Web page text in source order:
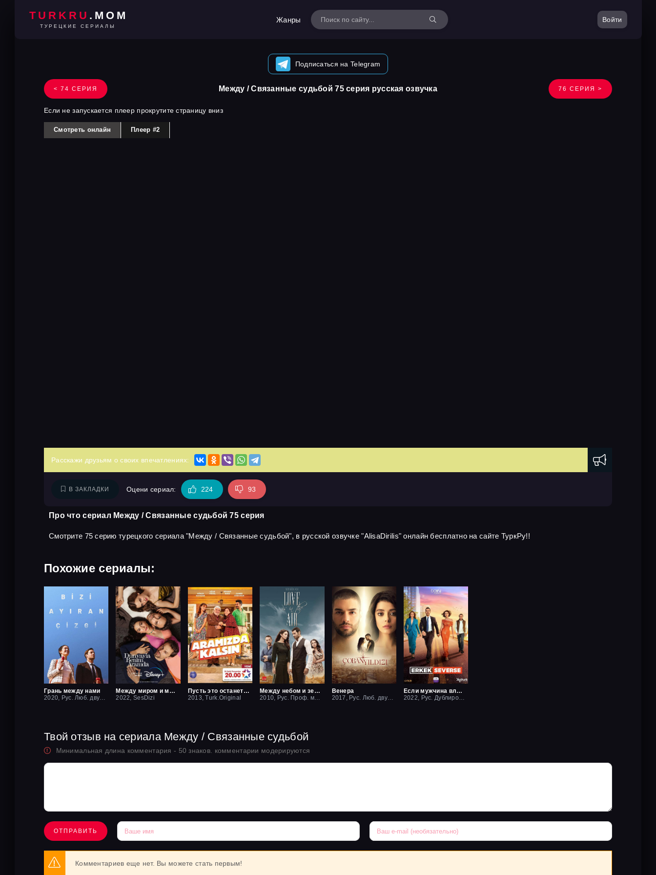
TURKRU .MOM
ТУРЕЦКИЕ СЕРИАЛЫ
Жанры Войти
Подписаться на Telegram
< 74 СЕРИЯ Между / Связанные судьбой 75 серия русская озвучка 76 СЕРИЯ >
Если не запускается плеер прокрутите страницу вниз
Смотреть онлайн Плеер #2
Расскажи друзьям о своих впечатлениях:
В ЗАКЛАДКИ Оцени сериал: 224 93
Про что сериал Между / Связанные судьбой 75 серия
Смотрите 75 серию турецкого сериала "Между / Связанные судьбой", в русской озвучке "AlisaDirilis" онлайн бесплатно на сайте ТуркРу!!
Похожие сериалы:
Грань между нами
Между миром и мной
2022, SesDizi
Пусть это останется между нами
2013, Turk.Original
Между небом и землей / Небесная любовь
Венера
2017, Рус. Люб. двухголосый
Если мужчина влюблен
Твой отзыв на сериала Между / Связанные судьбой
Минимальная длина комментария - 50 знаков. комментарии модерируются
ОТПРАВИТЬ
Комментариев еще нет. Вы можете стать первым!